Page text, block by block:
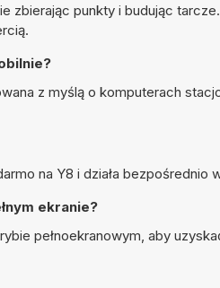
zbierając punkty i budując
z myślą o komputerach
na Y8 i działa bezpośrednio
ekranie?
pełnoekranowym, aby